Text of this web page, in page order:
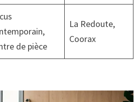
de pièce
La Redoute,
Coorax